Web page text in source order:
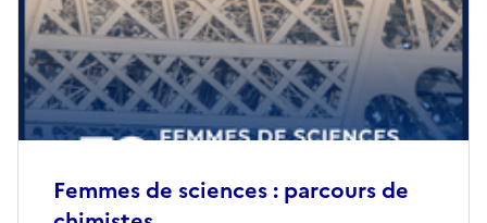
Femmes de sciences : parcours de